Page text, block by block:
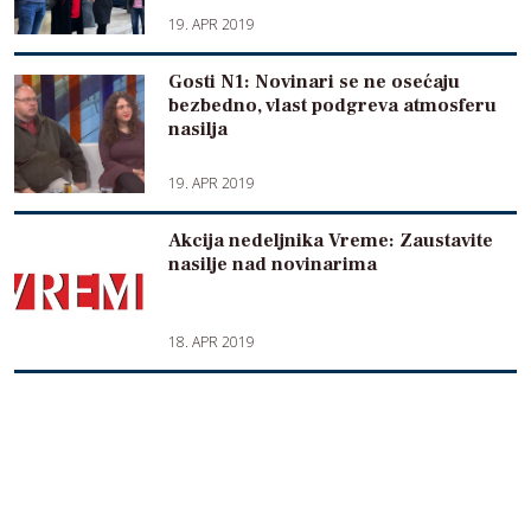
19. APR 2019
Gosti N1: Novinari se ne osećaju
bezbedno, vlast podgreva atmosferu
nasilja
19. APR 2019
Akcija nedeljnika Vreme: Zaustavite
nasilje nad novinarima
18. APR 2019